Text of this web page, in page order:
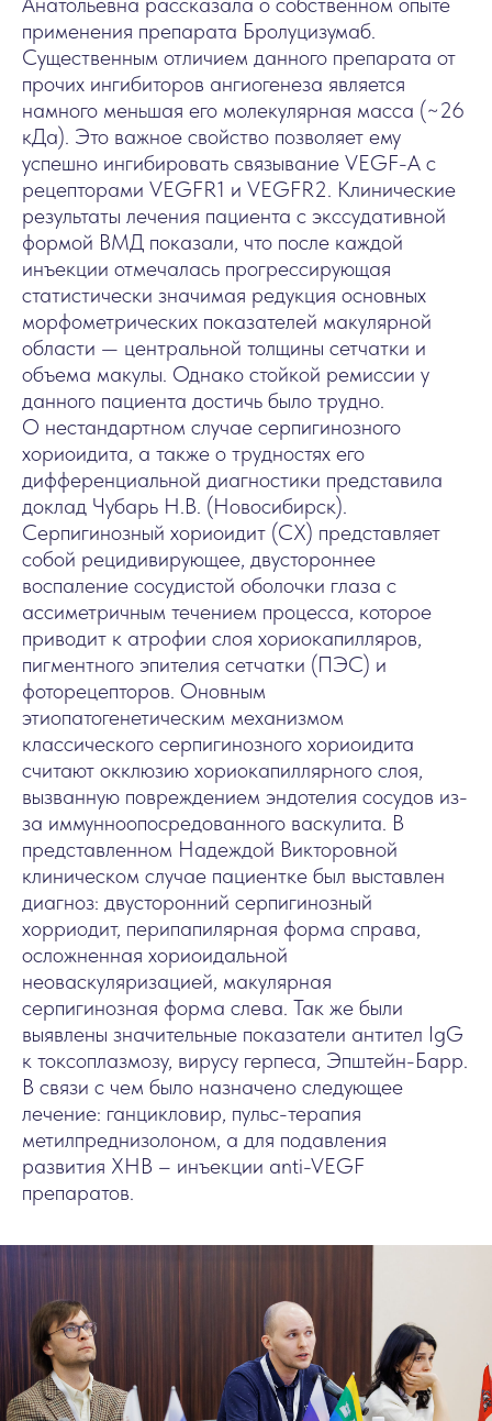
применения препарата Бролуцизумаб.
Существенным отличием данного препарата от
прочих ингибиторов ангиогенеза является
намного меньшая его молекулярная масса (~26
кДа). Это важное свойство позволяет ему
успешно ингибировать связывание VEGF-A с
рецепторами VEGFR1 и VEGFR2. Клинические
результаты лечения пациента с экссудативной
формой ВМД показали, что после каждой
инъекции отмечалась прогрессирующая
статистически значимая редукция основных
морфометрических показателей макулярной
области — центральной толщины сетчатки и
объема макулы. Однако стойкой ремиссии у
данного пациента достичь было трудно.
О нестандартном случае серпигинозного
хориоидита, а также о трудностях его
дифференциальной диагностики представила
доклад Чубарь Н.В. (Новосибирск).
Серпигинозный хориоидит (СХ) представляет
собой рецидивирующее, двустороннее
воспаление сосудистой оболочки глаза c
ассиметричным течением процесса, которое
приводит к атрофии слоя хориокапилляров,
пигментного эпителия сетчатки (ПЭС) и
фоторецепторов. Оновным
этиопатогенетическим механизмом
классического серпигинозного хориоидита
считают окклюзию хориокапиллярного слоя,
вызванную повреждением эндотелия сосудов из-
за иммунноопосредованного васкулита. В
представленном Надеждой Викторовной
клиническом случае пациентке был выставлен
диагноз: двусторонний серпигинозный
хорриодит, перипапилярная форма справа,
осложненная хориоидальной
неоваскуляризацией, макулярная
серпигинозная форма слева. Так же были
выявлены значительные показатели антител IgG
к токсоплазмозу, вирусу герпеса, Эпштейн-Барр.
В связи с чем было назначено следующее
лечение: ганцикловир, пульс-терапия
метилпреднизолоном, а для подавления
развития ХНВ – инъекции anti-VEGF
препаратов.